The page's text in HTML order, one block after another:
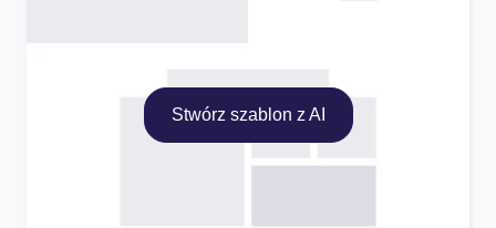
Stwórz szablon z AI